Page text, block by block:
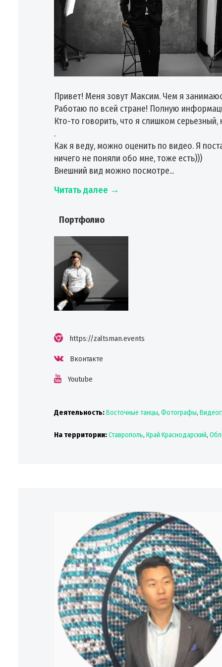
Привет! Меня зовут Максим. Чем я
Работаю по всей стране! Полную
Кто-то говорить, что я слишком
.
Как я веду, можно оценить по видео. Я
ничего не поняли обо мне, тоже есть)))
Внешний вид можно посмотре...
Читать далее →
Портфолио
https://zaltsman.events
Вконтакте
Youtube
Деятельность:Восточные танцы, Фотографы,
На территории:Ставрополь, Край Краснодарский,